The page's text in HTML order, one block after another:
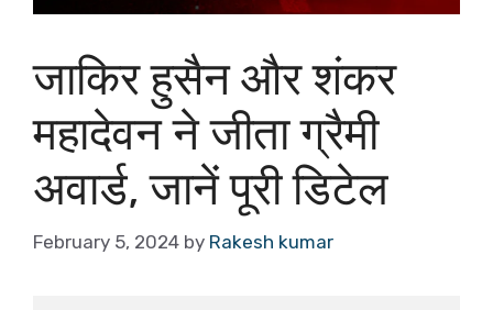
जाकिर हुसैन और शंकर
महादेवन ने जीता ग्रैमी
अवार्ड, जानें पूरी डिटेल
February 5, 2024 by Rakesh kumar